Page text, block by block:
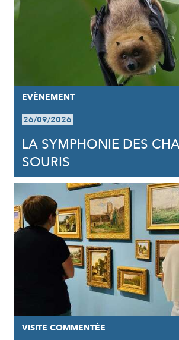
EVÈNEMENT
26/09/2026
LA SYMPHONIE DES
SOURIS
VISITE COMMENTÉE